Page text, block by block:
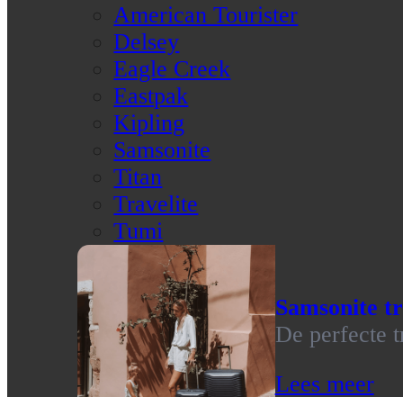
American Tourister
Delsey
Eagle Creek
Eastpak
Kipling
Samsonite
Titan
Travelite
Tumi
Samsonite
De perfecte
Lees meer